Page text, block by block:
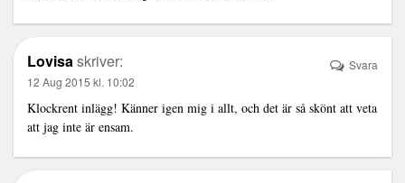
Lovisaskriver:
12 Aug 2015 kl. 10:02
Klockrent inlägg! Känner igen mig i allt, och det är så skönt att veta
att jag inte är ensam.
Svara